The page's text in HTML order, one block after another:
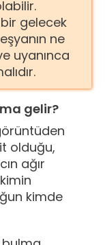
gelecek
ne
uyanınca
gelir?
olduğu,
ağır
kimde